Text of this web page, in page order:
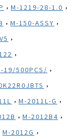
, M-1219-28-1.0 ,
, M-150-ASSY ,
,
,
19/500PCS/ ,
,
, M-2011L-G ,
, M-2012B4 ,
M-2012G ,